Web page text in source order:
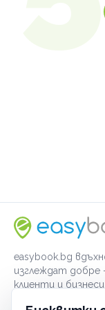
easybook.bg
изглеждат добре
клиенти и